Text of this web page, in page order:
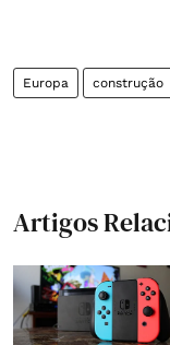
Europa construção
Artigos